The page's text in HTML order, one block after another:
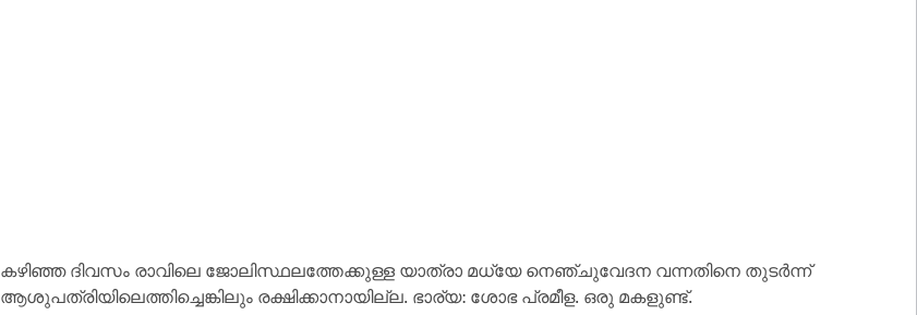
കഴിഞ്ഞ ദിവസം രാവിലെ ജോലിസ്ഥലത്തേക്കുള്ള യാത്രാ മധ്യേ നെഞ്ചുവേദന വന്നതിനെ തുടര്‍ന്ന്
ആശുപത്രിയിലെത്തിച്ചെങ്കിലും രക്ഷിക്കാനായില്ല. ഭാര്യ: ശോഭ പ്രമീള. ഒരു മകളുണ്ട്.